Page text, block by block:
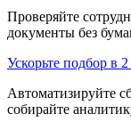
Проверяйте
документы без
Ускорьте подбор в
Автоматизируйте
собирайте